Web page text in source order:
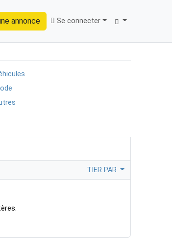
annonce Se connecter
Trouver
TIER PAR